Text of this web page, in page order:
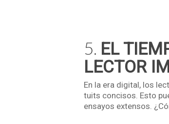
5. EL
LECTOR
En la era digital, los
tuits concisos. Esto
ensayos extensos.